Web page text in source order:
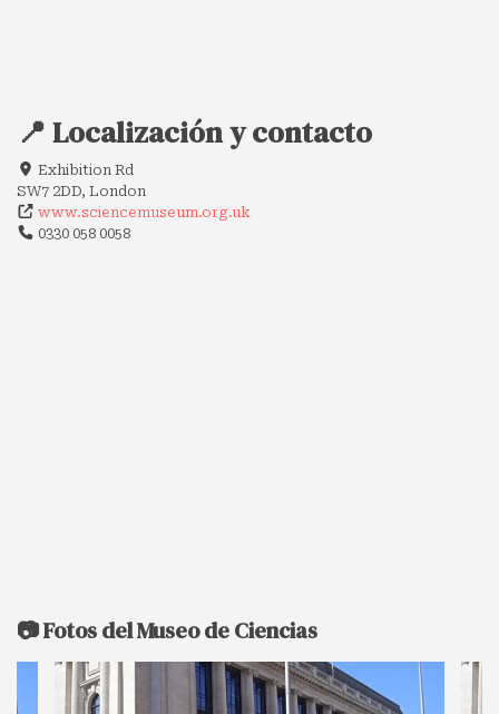
📍 Localización y contacto
Exhibition Rd
SW7 2DD, London
www.sciencemuseum.org.uk
0330 058 0058
📷 Fotos del Museo de Ciencias